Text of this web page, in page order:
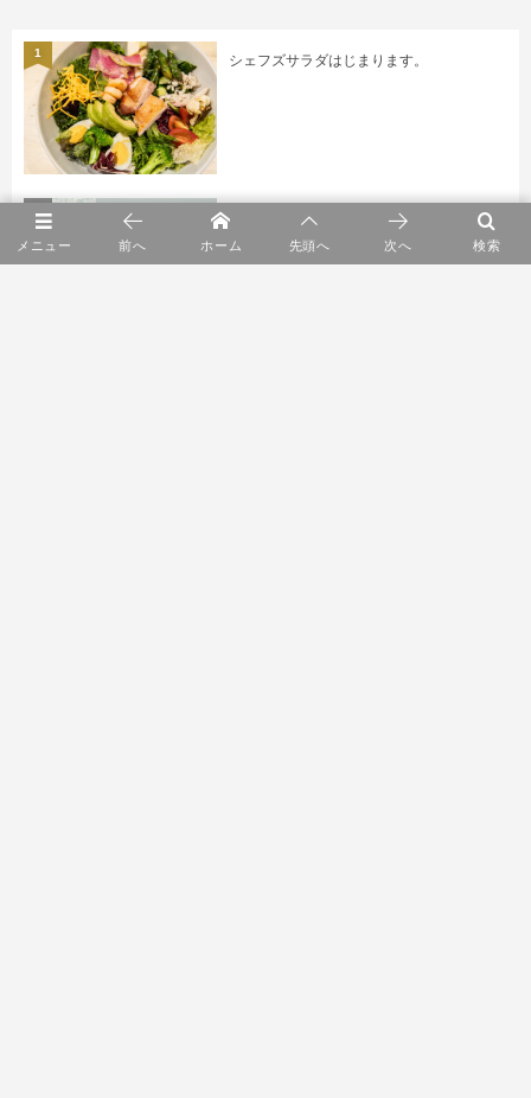
シェフズサラダはじまります。
1
entwa POP UP SHOP
メニュー 検索
前へ ホーム 先頭へ 次へ